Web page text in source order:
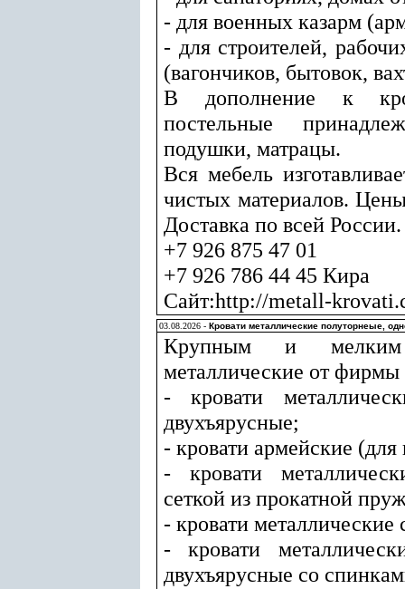
- для военных казарм
- для строителей,
(вагончиков, бытовок,
В дополнение к
постельные
подушки, матрацы.
Вся мебель
чистых материалов.
Доставка по всей России.
+7 926 875 47 01
+7 926 786 44 45 Кира
Сайт:http://metall-
03.08.2026 - Кровати металлические полуторнеые,
Крупным и
металлические от
- кровати
двухъярусные;
- кровати армейские
- кровати
сеткой из прокатной
- кровати металлические
- кровати
двухъярусные со